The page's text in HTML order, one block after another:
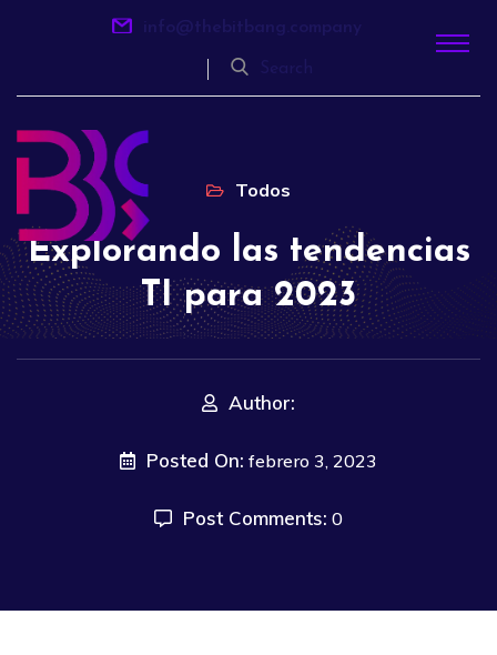
info@thebitbang.company
Search
Todos
Explorando las tendencias
TI para 2023
Author:
Posted On: febrero 3, 2023
Post Comments: 0